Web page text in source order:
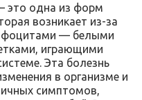
это одна из форм
возникает из-за
— белыми
играющими
Эта болезнь
в организме и
симптомов,